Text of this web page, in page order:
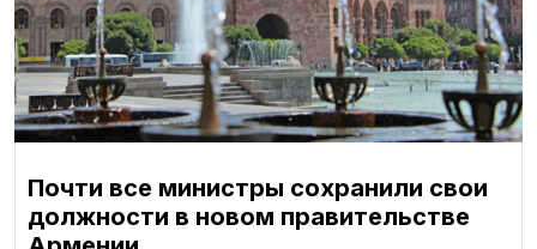
Почти все министры сохранили свои
должности в новом правительстве